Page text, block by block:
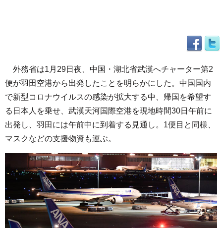
外務省は1月29日夜、中国・湖北省武漢へチャーター第2
便が羽田空港から出発したことを明らかにした。中国国内
で新型コロナウイルスの感染が拡大する中、帰国を希望す
る日本人を乗せ、武漢天河国際空港を現地時間30日午前に
出発し、羽田には午前中に到着する見通し。1便目と同様、
マスクなどの支援物資も運ぶ。